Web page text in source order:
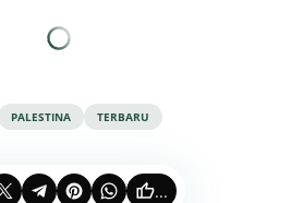
PALESTINA TERBARU
...